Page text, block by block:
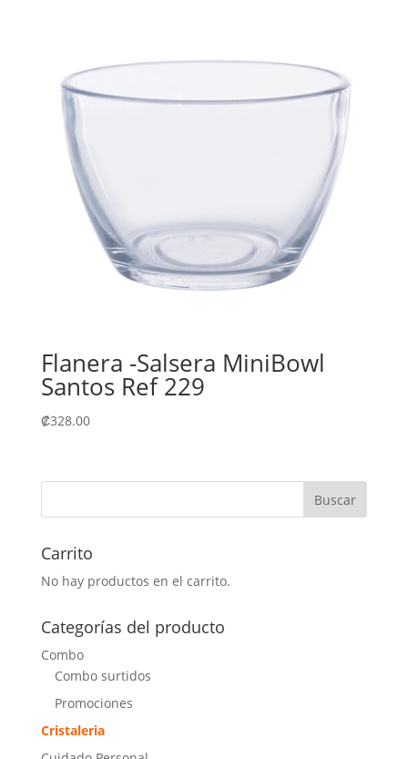
Flanera -Salsera MiniBowl
Santos Ref 229
₡328.00
Carrito
No hay productos en el carrito.
Categorías del producto
Combo
Combo surtidos
Promociones
Cristaleria